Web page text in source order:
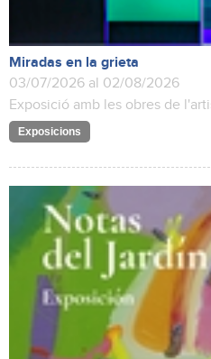
Miradas en la grieta
03/07/2026 al 02/08/2026
Exposició amb les obres de
Exposicions